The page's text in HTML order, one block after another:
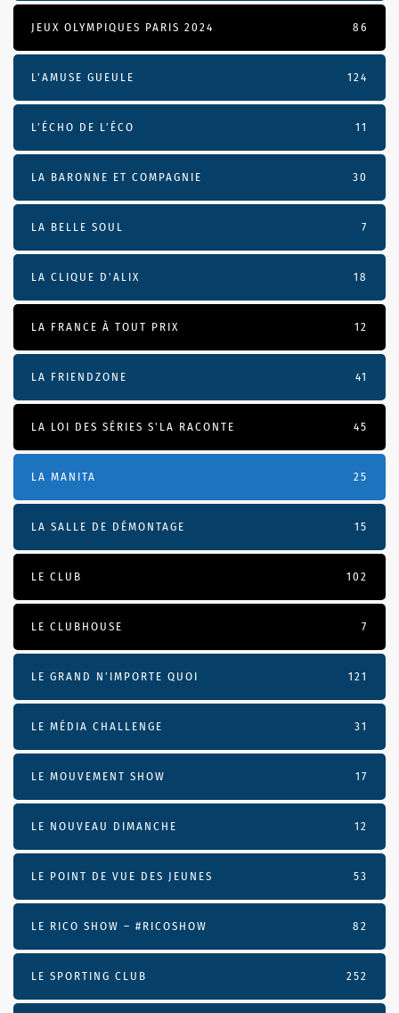
JEUX OLYMPIQUES PARIS 2024 86
L'AMUSE GUEULE 124
L’ÉCHO DE L’ÉCO 11
LA BARONNE ET COMPAGNIE 30
LA BELLE SOUL 7
LA CLIQUE D'ALIX 18
LA FRANCE À TOUT PRIX 12
LA FRIENDZONE 41
LA LOI DES SÉRIES S'LA RACONTE 45
LA MANITA 25
LA SALLE DE DÉMONTAGE 15
LE CLUB 102
LE CLUBHOUSE 7
LE GRAND N’IMPORTE QUOI 121
LE MÉDIA CHALLENGE 31
LE MOUVEMENT SHOW 17
LE NOUVEAU DIMANCHE 12
LE POINT DE VUE DES JEUNES 53
LE RICO SHOW – #RICOSHOW 82
LE SPORTING CLUB 252